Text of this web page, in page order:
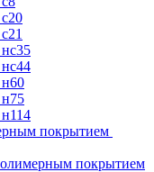
покрытием
покрытием